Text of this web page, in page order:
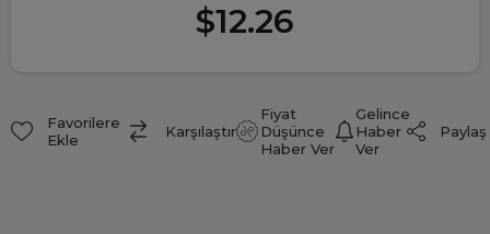
$12.26
Favorilere
Ekle
Karşılaştır
Fiyat
Düşünce
Haber Ver
Gelince
Haber
Ver
Paylaş